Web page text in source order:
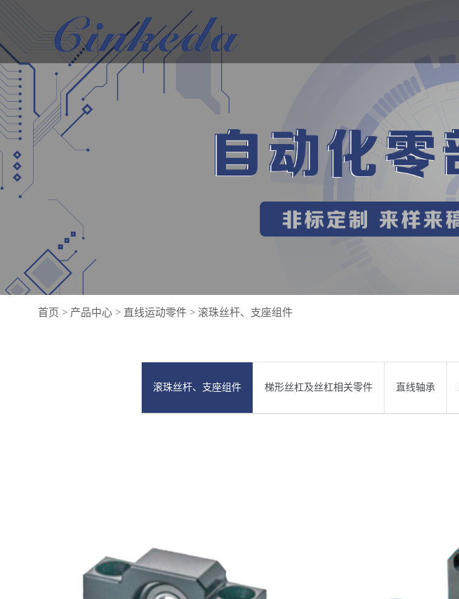
首页 > 产品中心> 直线运动零件> 滚珠丝杆、支座组件
滚珠丝杆、支座组件 梯形丝杠及丝杠相关零件 直线轴承